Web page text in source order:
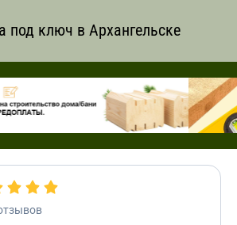
под ключ в Архангельске